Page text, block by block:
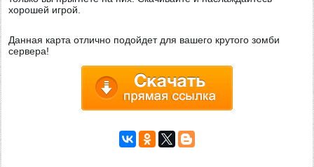
хорошей игрой.
Данная карта отлично подойдет для вашего крутого зомби
сервера!